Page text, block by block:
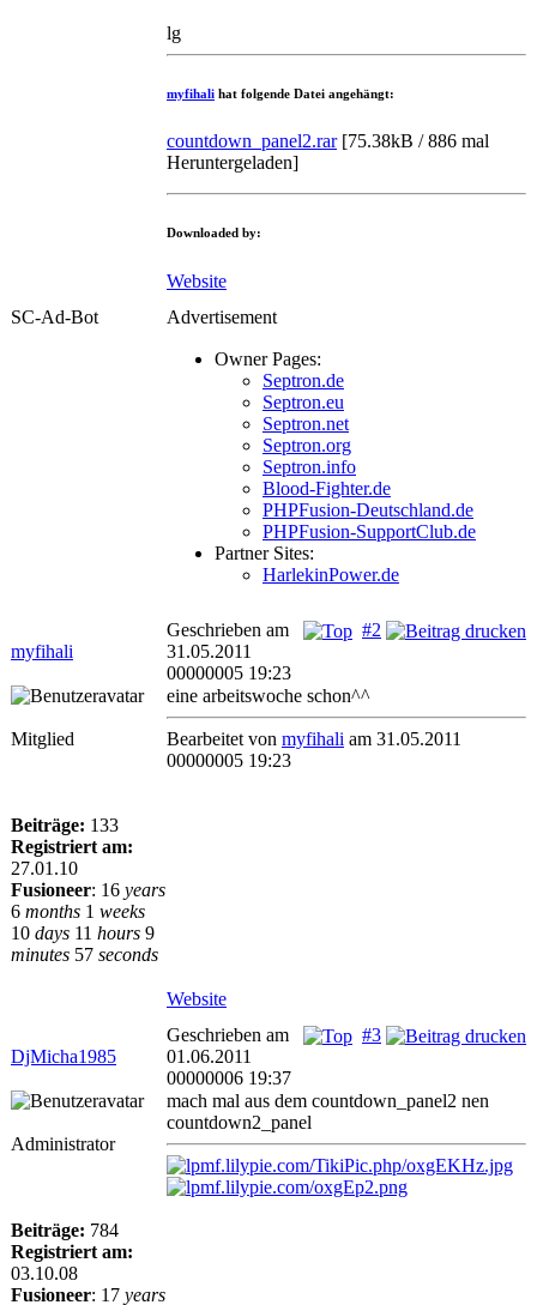
lg
myfihali hat folgende Datei angehängt:
countdown_panel2.rar[75.38kB / 886 mal
Heruntergeladen]
Downloaded by:
Website
SC-Ad-Bot
Advertisement
Owner Pages:
Septron.de
Septron.eu
Septron.net
Septron.org
Septron.info
Blood-Fighter.de
PHPFusion-Deutschland.de
PHPFusion-SupportClub.de
Partner Sites:
HarlekinPower.de
myfihali
#2
Geschrieben am
31.05.2011
00000005 19:23
Mitglied
Beiträge: 133
Registriert am:
27.01.10
Fusioneer: 16 years
6 months 1 weeks
10 days 11 hours 9
minutes 57 seconds
eine arbeitswoche schon^^
Bearbeitet von myfihali am 31.05.2011
00000005 19:23
Website
DjMicha1985
#3
Geschrieben am
01.06.2011
00000006 19:37
Administrator
Beiträge: 784
Registriert am:
03.10.08
Fusioneer: 17 years
mach mal aus dem countdown_panel2 nen
countdown2_panel